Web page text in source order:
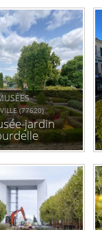
(77620)
jardin